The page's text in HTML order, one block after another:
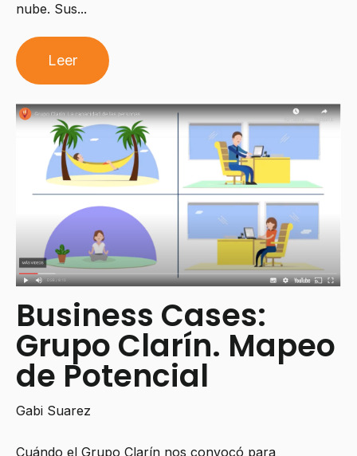
nube. Sus...
Leer
Business Cases:
Grupo Clarín. Mapeo
de Potencial
Gabi Suarez
Cuándo el Grupo Clarín nos convocó para